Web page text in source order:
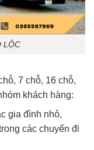
LỘC
7 chỗ, 16 chỗ,
khách hàng:
gia đình nhỏ,
các chuyến đi